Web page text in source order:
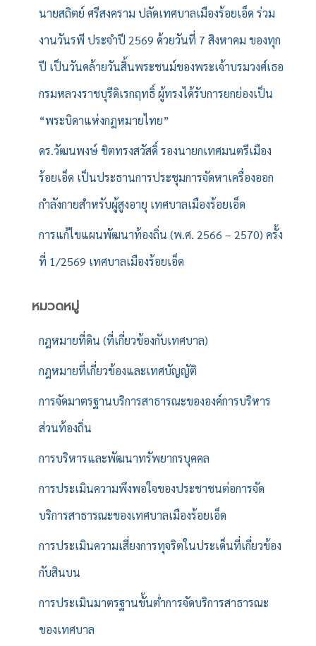
นายสถิตย์ ศรีสงคราม ปลัดเทศบาลเมืองร้อยเอ็ด ร่วม
งานวันรพี ประจำปี 2569 ด้วยวันที่ 7 สิงหาคม ของทุก
ปี เป็นวันคล้ายวันสิ้นพระชนม์ของพระเจ้าบรมวงศ์เธอ
กรมหลวงราชบุรีดิเรกฤทธิ์ ผู้ทรงได้รับการยกย่องเป็น
“พระบิดาแห่งกฎหมายไทย”
ดร.วัฒนพงษ์ ชิตทรงสวัสดิ์ รองนายกเทศมนตรีเมือง
ร้อยเอ็ด เป็นประธานการประชุมการจัดหาเครื่องออก
กำลังกายสำหรับผู้สูงอายุ เทศบาลเมืองร้อยเอ็ด
การแก้ไขแผนพัฒนาท้องถิ่น (พ.ศ. 2566 – 2570) ครั้ง
ที่ 1/2569 เทศบาลเมืองร้อยเอ็ด
หมวดหมู่
กฎหมายที่ดิน (ที่เกี่ยวข้องกับเทศบาล)
กฎหมายที่เกี่ยวข้องและเทศบัญญัติ
การจัดมาตรฐานบริการสาธารณะขององค์การบริหาร
ส่วนท้องถิ่น
การบริหารและพัฒนาทรัพยากรบุคคล
การประเมินความพึงพอใจของประชาชนต่อการจัด
บริการสาธารณะของเทศบาลเมืองร้อยเอ็ด
การประเมินความเสี่ยงการทุจริตในประเด็นที่เกี่ยวข้อง
กับสินบน
การประเมินมาตรฐานขั้นต่ำการจัดบริการสาธารณะ
ของเทศบาล